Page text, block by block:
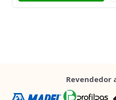
Revendedor